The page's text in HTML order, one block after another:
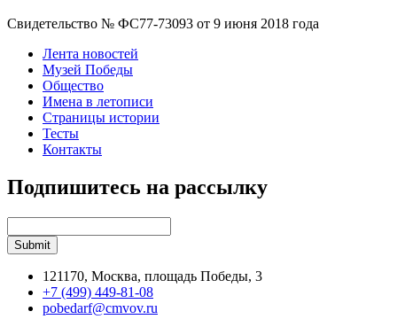
Свидетельство № ФС77-73093 от 9 июня 2018 года
Лента новостей
Музей Победы
Общество
Имена в летописи
Страницы истории
Тесты
Контакты
Подпишитесь на рассылку
121170, Москва, площадь Победы, 3
+7 (499) 449-81-08
pobedarf@cmvov.ru